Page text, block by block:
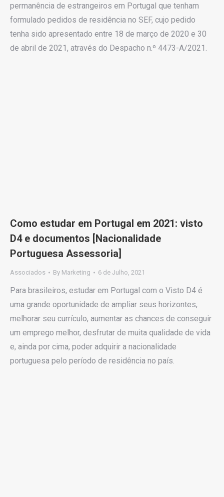
permanência de estrangeiros em Portugal que tenham
formulado pedidos de residência no SEF, cujo pedido
tenha sido apresentado entre 18 de março de 2020 e 30
de abril de 2021, através do Despacho n.º 4473-A/2021.
Como estudar em Portugal em 2021: visto
D4 e documentos [Nacionalidade
Portuguesa Assessoria]
Associados By Marketing 6 de Julho, 2021
Para brasileiros, estudar em Portugal com o Visto D4 é
uma grande oportunidade de ampliar seus horizontes,
melhorar seu currículo, aumentar as chances de conseguir
um emprego melhor, desfrutar de muita qualidade de vida
e, ainda por cima, poder adquirir a nacionalidade
portuguesa pelo período de residência no país.